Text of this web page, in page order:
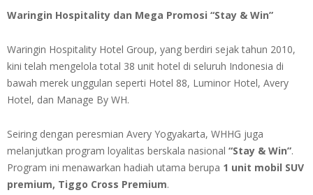
Waringin Hospitality dan Mega Promosi “Stay & Win”
Waringin Hospitality Hotel Group, yang berdiri sejak tahun 2010,
kini telah mengelola total 38 unit hotel di seluruh Indonesia di
bawah merek unggulan seperti Hotel 88, Luminor Hotel, Avery
Hotel, dan Manage By WH.
Seiring dengan peresmian Avery Yogyakarta, WHHG juga
melanjutkan program loyalitas berskala nasional “Stay & Win”.
Program ini menawarkan hadiah utama berupa 1 unit mobil SUV
premium, Tiggo Cross Premium.